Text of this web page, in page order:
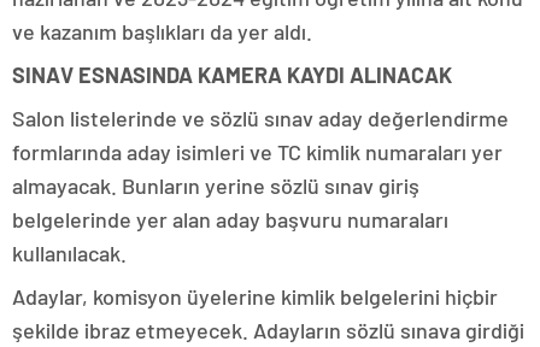
ve kazanım başlıkları da yer aldı.
SINAV ESNASINDA KAMERA KAYDI ALINACAK
Salon listelerinde ve sözlü sınav aday değerlendirme
formlarında aday isimleri ve TC kimlik numaraları yer
almayacak. Bunların yerine sözlü sınav giriş
belgelerinde yer alan aday başvuru numaraları
kullanılacak.
Adaylar, komisyon üyelerine kimlik belgelerini hiçbir
şekilde ibraz etmeyecek. Adayların sözlü sınava girdiği